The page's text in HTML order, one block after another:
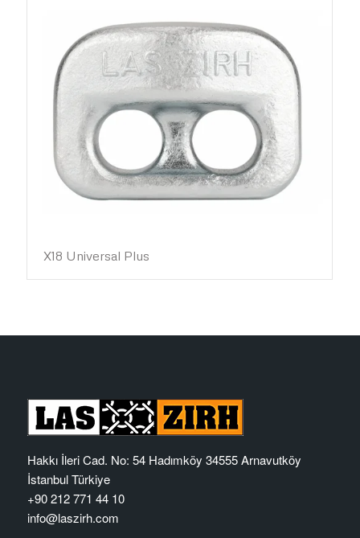
X18 Universal Plus
Hakkı İleri Cad. No: 54 Hadımköy 34555 Arnavutköy
İstanbul Türkiye
+90 212 771 44 10
info@laszirh.com